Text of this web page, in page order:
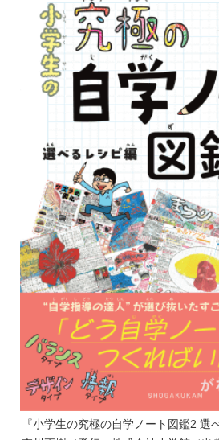
『小学生の究極の自学ノート図鑑2 選